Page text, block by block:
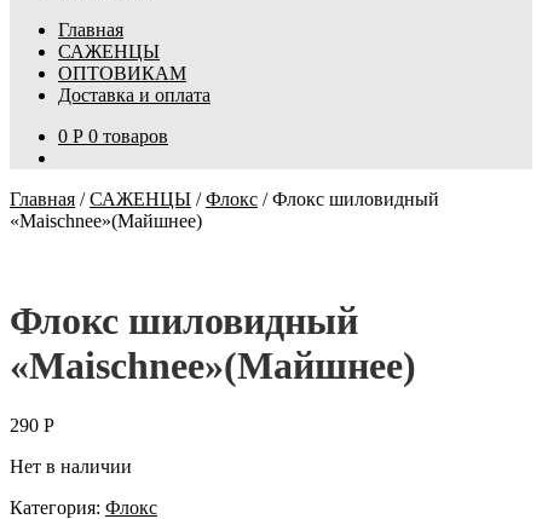
Главная
САЖЕНЦЫ
ОПТОВИКАМ
Доставка и оплата
0 Р 0 товаров
Главная /САЖЕНЦЫ /Флокс /Флокс шиловидный
«Maischnee»(Майшнее)
Флокс шиловидный
«Maischnee»(Майшнее)
290 Р
Нет в наличии
Категория: Флокс